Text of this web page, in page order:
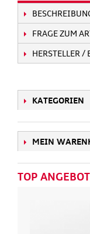
FRAGE ZUM
HERSTELLER /
KATEGORIEN
MEIN
TOP ANGEBOT